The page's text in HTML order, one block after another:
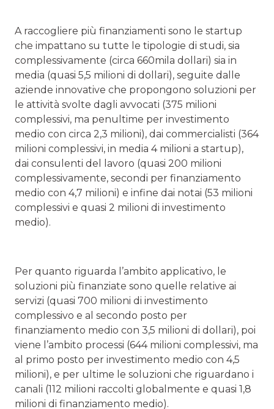
A raccogliere più finanziamenti sono le startup
che impattano su tutte le tipologie di studi, sia
complessivamente (circa 660mila dollari) sia in
media (quasi 5,5 milioni di dollari), seguite dalle
aziende innovative che propongono soluzioni per
le attività svolte dagli avvocati (375 milioni
complessivi, ma penultime per investimento
medio con circa 2,3 milioni), dai commercialisti (364
milioni complessivi, in media 4 milioni a startup),
dai consulenti del lavoro (quasi 200 milioni
complessivamente, secondi per finanziamento
medio con 4,7 milioni) e infine dai notai (53 milioni
complessivi e quasi 2 milioni di investimento
medio).
Per quanto riguarda l’ambito applicativo, le
soluzioni più finanziate sono quelle relative ai
servizi (quasi 700 milioni di investimento
complessivo e al secondo posto per
finanziamento medio con 3,5 milioni di dollari), poi
viene l’ambito processi (644 milioni complessivi, ma
al primo posto per investimento medio con 4,5
milioni), e per ultime le soluzioni che riguardano i
canali (112 milioni raccolti globalmente e quasi 1,8
milioni di finanziamento medio).